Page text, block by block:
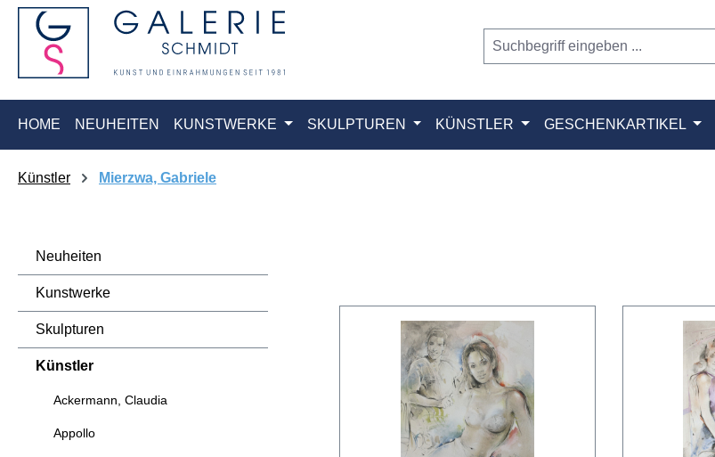
Zur Hauptnavigation springen
HOME NEUHEITEN KUNSTWERKE SKULPTUREN KÜNSTLER GESCHENKARTIKEL
Künstler Mierzwa, Gabriele
Neuheiten
Kunstwerke
Skulpturen
Künstler
Ackermann, Claudia
Appollo